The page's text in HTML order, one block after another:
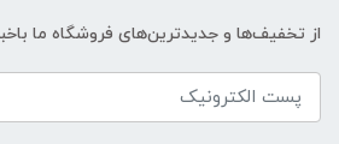
از تخفیف‌ها و جدیدترین‌های فروشگاه ما